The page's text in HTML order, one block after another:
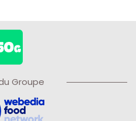
Groupe